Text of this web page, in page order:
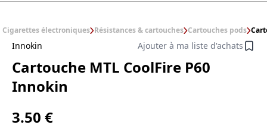
Cigarettes électroniques Résistances & cartouches Cartouches pods
Innokin Ajouter à ma liste d'achats
Cartouche MTL CoolFire P60
Innokin
3.50 €